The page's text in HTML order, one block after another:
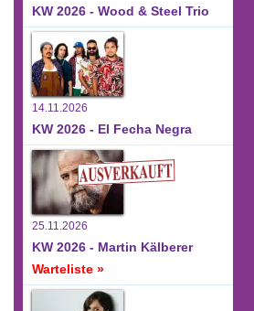
KW 2026 - Wood & Steel Trio
14.11.2026
KW 2026 - El Fecha Negra
25.11.2026
KW 2026 - Martin Kälberer
Warteliste »